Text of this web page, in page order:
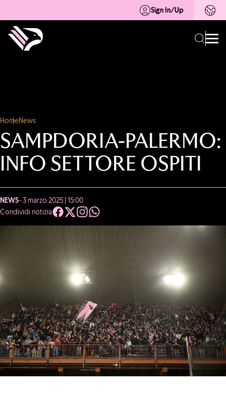
Sign In/Up
HomeNews
SAMPDORIA-PALERMO:
INFO SETTORE OSPITI
NEWS- 3 marzo 2025 | 15:00
Condividi notizia